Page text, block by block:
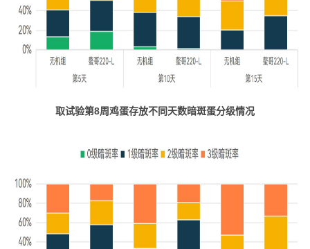
取试验第8周鸡蛋存放不同天数暗斑蛋分级情况